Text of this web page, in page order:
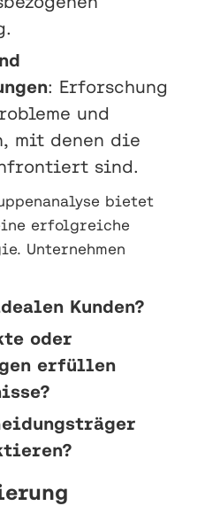
: Erforschung
und
mit denen die
sind.
bietet
erfolgreiche
Unternehmen
Kunden?
oder
erfüllen